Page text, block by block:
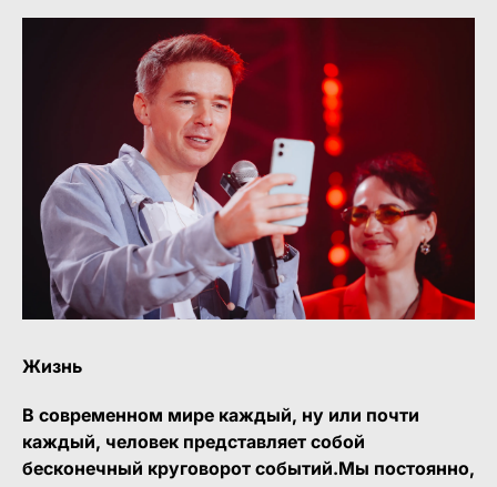
Жизнь
В современном мире каждый, ну или почти
каждый, человек представляет собой
бесконечный круговорот событий.Мы постоянно,